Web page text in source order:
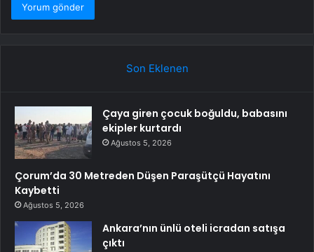
Son Eklenen
Çaya giren çocuk boğuldu, babasını
ekipler kurtardı
Ağustos 5, 2026
Çorum’da 30 Metreden Düşen Paraşütçü Hayatını
Kaybetti
Ağustos 5, 2026
Ankara’nın ünlü oteli icradan satışa
çıktı